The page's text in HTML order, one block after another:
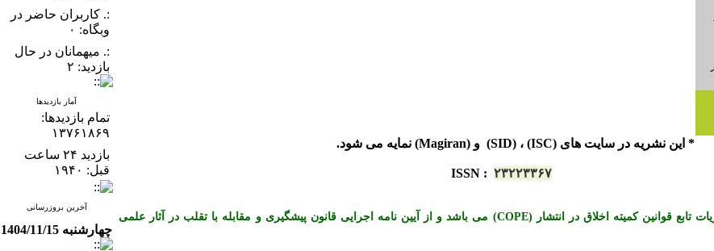
* این نشریه در سایت های (ISC) ، (SID) و (Magiran) نمایه می شود.
ISSN : ۲۳۲۲۳۳۶۷
*« این نشریه با احترام به قوانین اخلاق در نشریات تابع قوانین کمیته اخلاق در انتشار (COPE) می باشد و از آیین نامه اجرایی قانون پیشگیری و مقابله با تقلب در آثار علمی
:. کاربران حاضر در
وبگاه: ۰
:. میهمانان در حال
بازدید: ۲
آمار بازدیدها
تمام بازدید‌ها:
۱۳۷۶۱۸۶۹
بازدید ۲۴ ساعت
قبل: ۱۹۴۰
آخرین بروزرسانی
چهارشنبه 1404/11/15